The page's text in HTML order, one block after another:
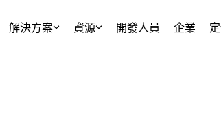
解決方案 資源 開發人員 企業